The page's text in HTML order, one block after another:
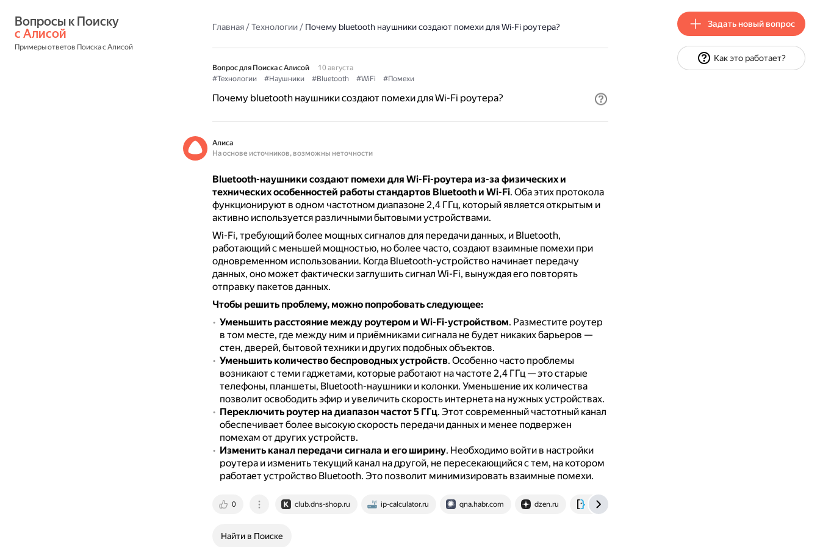
с Алисой
Примеры ответов Поиска с Алисой
Главная/Технологии/ Почему bluetooth наушники создают помехи для Wi-Fi роутера?
Вопрос для Поиска с Алисой
10 августа
#Технологии
#Наушники #Bluetooth #WiFi #Помехи
Почему bluetooth наушники создают помехи для Wi-Fi роутера?
Алиса
На основе источников, возможны неточности
Bluetooth-наушники создают помехи для Wi-Fi-роутера из-за физических и
технических особенностей работы стандартов Bluetooth и Wi-Fi. Оба этих протокола
функционируют в одном частотном диапазоне 2,4 ГГц, который является открытым и
активно используется различными бытовыми устройствами.
Wi-Fi, требующий более мощных сигналов для передачи данных, и Bluetooth,
работающий с меньшей мощностью, но более часто, создают взаимные помехи при
одновременном использовании. Когда Bluetooth-устройство начинает передачу
данных, оно может фактически заглушить сигнал Wi-Fi, вынуждая его повторять
отправку пакетов данных.
Чтобы решить проблему, можно попробовать следующее:
Уменьшить расстояние между роутером и Wi-Fi-устройством. Разместите роутер
в том месте, где между ним и приёмниками сигнала не будет никаких барьеров —
стен, дверей, бытовой техники и других подобных объектов.
Уменьшить количество беспроводных устройств. Особенно часто проблемы
возникают с теми гаджетами, которые работают на частоте 2,4 ГГц — это старые
телефоны, планшеты, Bluetooth-наушники и колонки. Уменьшение их количества
позволит освободить эфир и увеличить скорость интернета на нужных устройствах.
Переключить роутер на диапазон частот 5 ГГц. Этот современный частотный канал
обеспечивает более высокую скорость передачи данных и менее подвержен
помехам от других устройств.
Изменить канал передачи сигнала и его ширину. Необходимо войти в настройки
роутера и изменить текущий канал на другой, не пересекающийся с тем, на котором
работает устройство Bluetooth. Это позволит минимизировать взаимные помехи.
0 club.dns-shop.ru ip-calculator.ru qna.habr.com dzen.ru superuser.com
Найти в Поиске
Задать новый вопрос
Как это работает?